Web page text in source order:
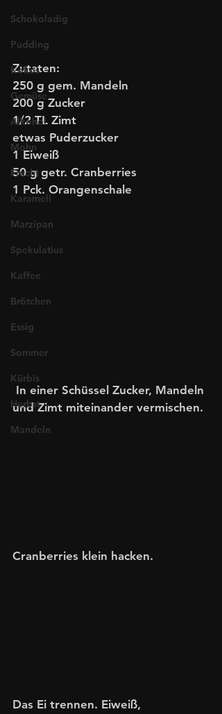
Schokoladig
Pudding
Kokos
Gemüse
Alkohol
Mohn
Frucht
Karamell
Marzipan
Spekulatius
Kaffee
Brötchen
Essig
Sommer
Kürbis
Herbst
Mandeln
Zutaten:
250 g gem. Mandeln
200 g Zucker
1/2 TL Zimt
etwas Puderzucker
1 Eiweiß
50 g getr. Cranberries
1 Pck. Orangenschale
und Zimt miteinander vermischen.
Cranberries klein hacken.
Das Ei trennen. Eiweiß,